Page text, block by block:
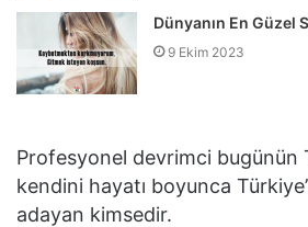
Dünyanın En Güzel
9 Ekim 2023
Profesyonel devrimci bugünün
kendini hayatı boyunca
adayan kimsedir.